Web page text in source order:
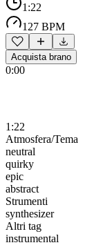
1:22
127 BPM
Acquista brano
0:00
1:22
Atmosfera/Tema
neutral
quirky
epic
abstract
Strumenti
synthesizer
Altri tag
instrumental